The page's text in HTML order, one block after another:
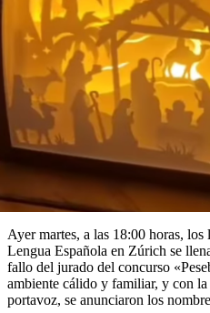
Ayer martes, a las 18:00 horas,
Lengua Española en Zúrich se
fallo del jurado del concurso
ambiente cálido y familiar, y con
portavoz, se anunciaron los